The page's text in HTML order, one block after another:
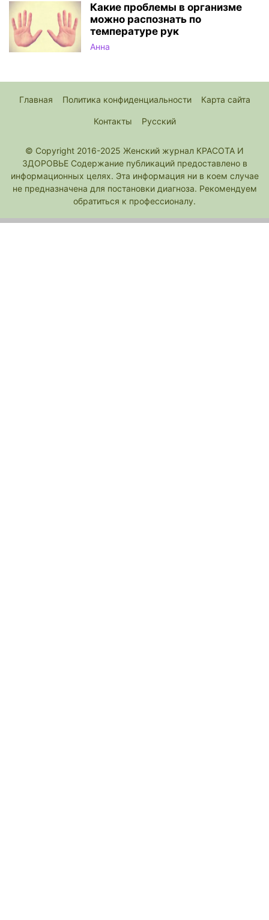
Какие проблемы в организме
можно распознать по
температуре рук
Анна
Главная Политика конфиденциальности Карта сайта
Контакты Русский
© Copyright 2016-2025 Женский журнал КРАСОТА И
ЗДОРОВЬЕ Содержание публикаций предоставлено в
информационных целях. Эта информация ни в коем случае
не предназначена для постановки диагноза. Рекомендуем
обратиться к профессионалу.